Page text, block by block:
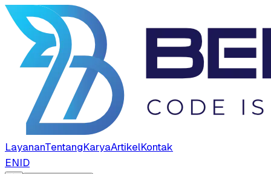
LayananTentangKaryaArtikelKontak
ENID